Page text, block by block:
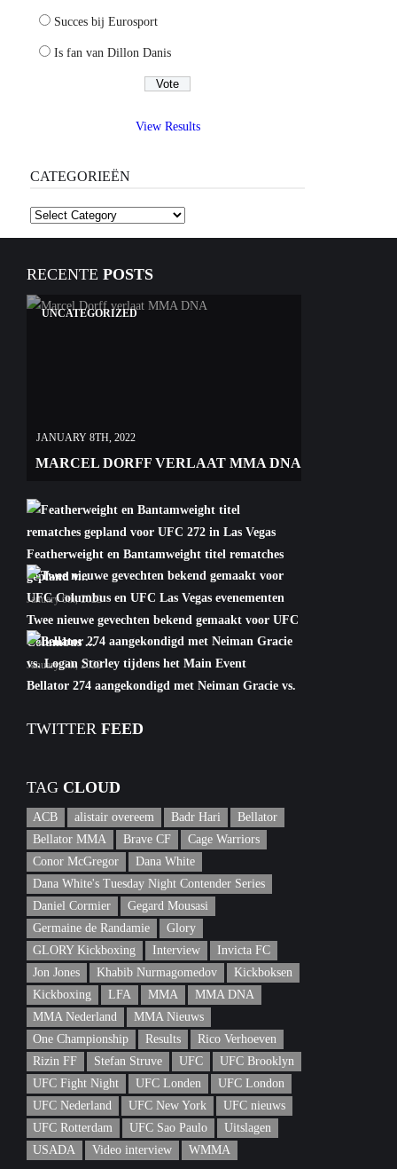
Succes bij Eurosport
Is fan van Dillon Danis
View Results
CATEGORIEËN
Categorieën
RECENTE POSTS
UNCATEGORIZED
JANUARY 8TH, 2022
MARCEL DORFF VERLAAT MMA DNA
Featherweight en Bantamweight titel rematches
gepland v...
January 6th, 2022
Twee nieuwe gevechten bekend gemaakt voor UFC
Columbus ...
January 5th, 2022
Bellator 274 aangekondigd met Neiman Gracie vs.
January 5th, 2022
TWITTER FEED
TAG CLOUD
ACB alistair overeem Badr Hari
Bellator
Bellator MMA
Brave CF
Cage Warriors
Conor McGregor
Dana White
Dana White's Tuesday Night Contender Series
Daniel Cormier
Gegard Mousasi
Germaine de Randamie
Glory
GLORY Kickboxing
Interview
Invicta FC
Jon Jones
Khabib Nurmagomedov
Kickboksen
Kickboxing
LFA MMA
MMA DNA
MMA Nederland
MMA Nieuws
One Championship
Results
Rico Verhoeven
Rizin FF
Stefan Struve UFC
UFC Brooklyn
UFC Fight Night
UFC Londen
UFC London
UFC Nederland
UFC New York
UFC nieuws
UFC Rotterdam
UFC Sao Paulo
Uitslagen
USADA
Video interview WMMA